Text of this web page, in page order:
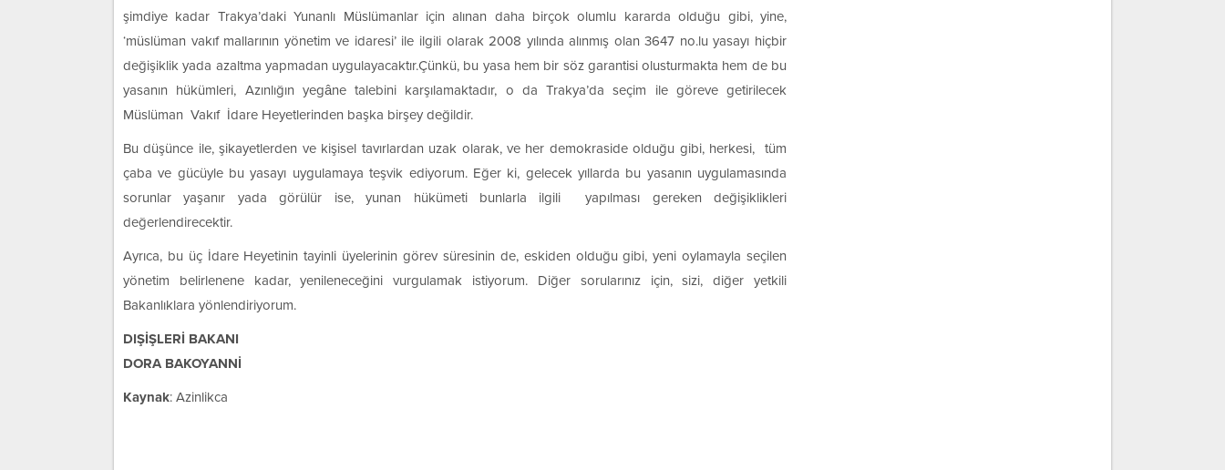
şimdiye kadar Trakya’daki Yunanlı Müslümanlar için alınan daha birçok olumlu kararda olduğu gibi, yine,
‘müslüman vakıf mallarının yönetim ve idaresi’ ile ilgili olarak 2008 yılında alınmış olan 3647 no.lu yasayı hiçbir
değişiklik yada azaltma yapmadan uygulayacaktır.Çünkü, bu yasa hem bir söz garantisi olusturmakta hem de bu
yasanın hükümleri, Azınlığın yegâne talebini karşılamaktadır, o da Trakya’da seçim ile göreve getirilecek
Müslüman Vakıf İdare Heyetlerinden başka birşey değildir.
Bu düşünce ile, şikayetlerden ve kişisel tavırlardan uzak olarak, ve her demokraside olduğu gibi, herkesi, tüm
çaba ve gücüyle bu yasayı uygulamaya teşvik ediyorum. Eğer ki, gelecek yıllarda bu yasanın uygulamasında
sorunlar yaşanır yada görülür ise, yunan hükümeti bunlarla ilgili yapılması gereken değişiklikleri
değerlendirecektir.
Ayrıca, bu üç İdare Heyetinin tayinli üyelerinin görev süresinin de, eskiden olduğu gibi, yeni oylamayla seçilen
yönetim belirlenene kadar, yenileneceğini vurgulamak istiyorum. Diğer sorularınız için, sizi, diğer yetkili
Bakanlıklara yönlendiriyorum.
DIŞİŞLERİ BAKANI
DORA BAKOYANNİ
Kaynak: Azinlikca